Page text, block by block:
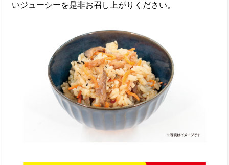
いジューシーを是非お召し上がりください。